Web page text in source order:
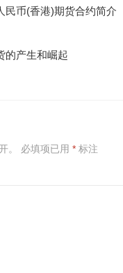
民币(香港)期货合约简介
的产生和崛起
。 必填项已用 *标注